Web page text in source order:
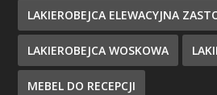
LAKIEROBEJCA ELEWACYJNA
LAKIEROBEJCA WOSKOWA
MEBEL DO RECEPCJI